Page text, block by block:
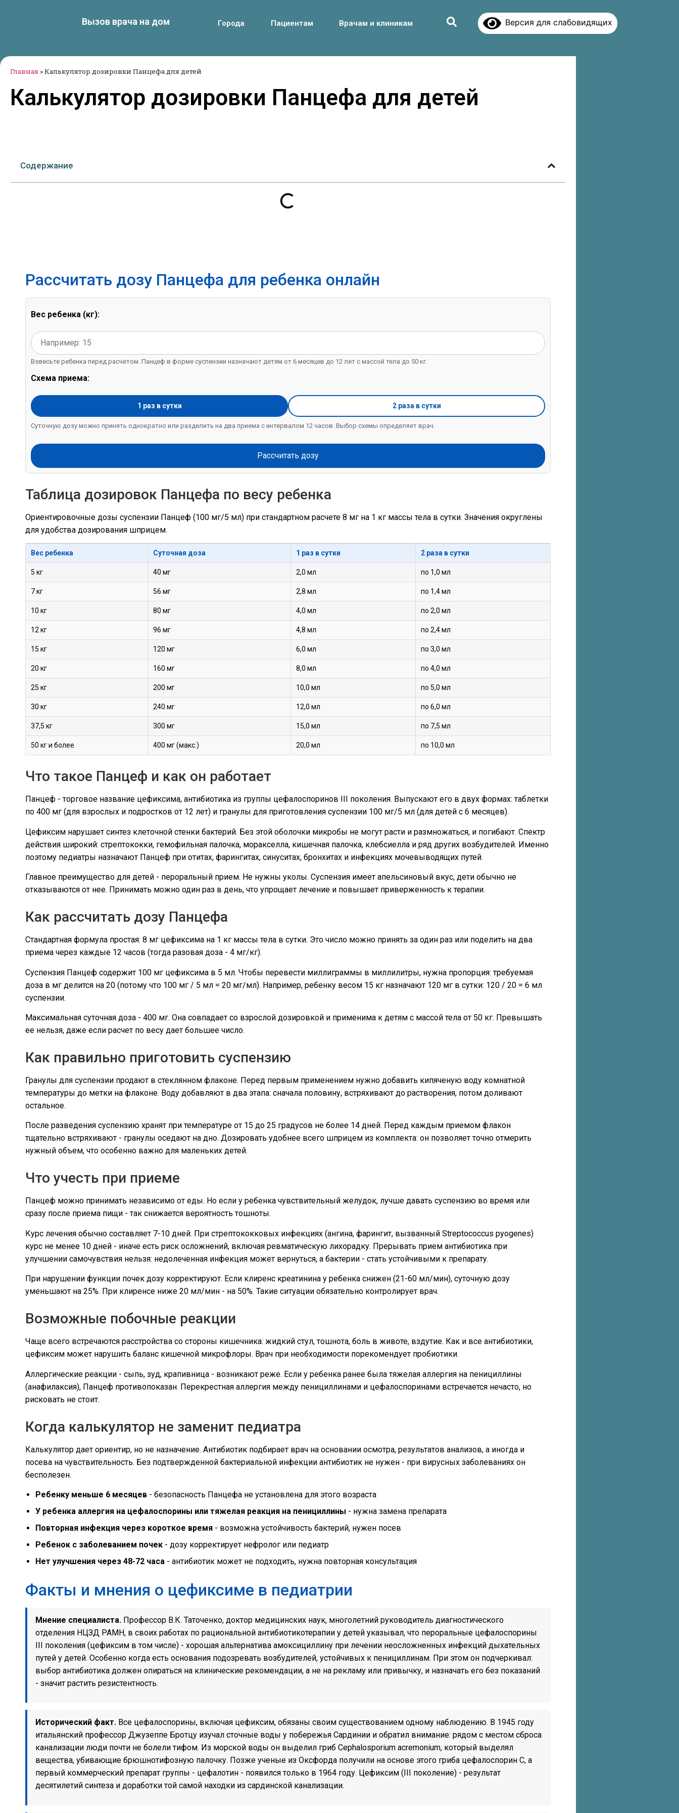
Вызов врача на дом Города Пациентам Врачам и клиникам Версия для слабовидящих
Главная »Калькулятор дозировки Панцефа для детей
Калькулятор дозировки Панцефа для детей
Содержание
Рассчитать дозу Панцефа для ребенка онлайн
Вес ребенка (кг):
Взвесьте ребенка перед расчетом. Панцеф в форме суспензии назначают детям от 6 месяцев до 12 лет с массой тела до 50 кг.
Схема приема:
1 раз в сутки 2 раза в сутки
Суточную дозу можно принять однократно или разделить на два приема с интервалом 12 часов. Выбор схемы определяет врач.
Рассчитать дозу
Таблица дозировок Панцефа по весу ребенка
Ориентировочные дозы суспензии Панцеф (100 мг/5 мл) при стандартном расчете 8 мг на 1 кг массы тела в сутки. Значения округлены
для удобства дозирования шприцем.
Вес ребенка Суточная доза 1 раз в сутки 2 раза в сутки
5 кг 40 мг 2,0 мл по 1,0 мл
7 кг 56 мг 2,8 мл по 1,4 мл
10 кг 80 мг 4,0 мл по 2,0 мл
12 кг 96 мг 4,8 мл по 2,4 мл
15 кг 120 мг 6,0 мл по 3,0 мл
20 кг 160 мг 8,0 мл по 4,0 мл
25 кг 200 мг 10,0 мл по 5,0 мл
30 кг 240 мг 12,0 мл по 6,0 мл
37,5 кг 300 мг 15,0 мл по 7,5 мл
50 кг и более 400 мг (макс.) 20,0 мл по 10,0 мл
Что такое Панцеф и как он работает
Панцеф - торговое название цефиксима, антибиотика из группы цефалоспоринов III поколения. Выпускают его в двух формах: таблетки
по 400 мг (для взрослых и подростков от 12 лет) и гранулы для приготовления суспензии 100 мг/5 мл (для детей с 6 месяцев).
Цефиксим нарушает синтез клеточной стенки бактерий. Без этой оболочки микробы не могут расти и размножаться, и погибают. Спектр
действия широкий: стрептококки, гемофильная палочка, моракселла, кишечная палочка, клебсиелла и ряд других возбудителей. Именно
поэтому педиатры назначают Панцеф при отитах, фарингитах, синуситах, бронхитах и инфекциях мочевыводящих путей.
Главное преимущество для детей - пероральный прием. Не нужны уколы. Суспензия имеет апельсиновый вкус, дети обычно не
отказываются от нее. Принимать можно один раз в день, что упрощает лечение и повышает приверженность к терапии.
Как рассчитать дозу Панцефа
Стандартная формула простая: 8 мг цефиксима на 1 кг массы тела в сутки. Это число можно принять за один раз или поделить на два
приема через каждые 12 часов (тогда разовая доза - 4 мг/кг).
Суспензия Панцеф содержит 100 мг цефиксима в 5 мл. Чтобы перевести миллиграммы в миллилитры, нужна пропорция: требуемая
доза в мг делится на 20 (потому что 100 мг / 5 мл = 20 мг/мл). Например, ребенку весом 15 кг назначают 120 мг в сутки: 120 / 20 = 6 мл
суспензии.
Максимальная суточная доза - 400 мг. Она совпадает со взрослой дозировкой и применима к детям с массой тела от 50 кг. Превышать
ее нельзя, даже если расчет по весу дает большее число.
Как правильно приготовить суспензию
Гранулы для суспензии продают в стеклянном флаконе. Перед первым применением нужно добавить кипяченую воду комнатной
температуры до метки на флаконе. Воду добавляют в два этапа: сначала половину, встряхивают до растворения, потом доливают
остальное.
После разведения суспензию хранят при температуре от 15 до 25 градусов не более 14 дней. Перед каждым приемом флакон
тщательно встряхивают - гранулы оседают на дно. Дозировать удобнее всего шприцем из комплекта: он позволяет точно отмерить
нужный объем, что особенно важно для маленьких детей.
Что учесть при приеме
Панцеф можно принимать независимо от еды. Но если у ребенка чувствительный желудок, лучше давать суспензию во время или
сразу после приема пищи - так снижается вероятность тошноты.
Курс лечения обычно составляет 7-10 дней. При стрептококковых инфекциях (ангина, фарингит, вызванный Streptococcus pyogenes)
курс не менее 10 дней - иначе есть риск осложнений, включая ревматическую лихорадку. Прерывать прием антибиотика при
улучшении самочувствия нельзя: недолеченная инфекция может вернуться, а бактерии - стать устойчивыми к препарату.
При нарушении функции почек дозу корректируют. Если клиренс креатинина у ребенка снижен (21-60 мл/мин), суточную дозу
уменьшают на 25%. При клиренсе ниже 20 мл/мин - на 50%. Такие ситуации обязательно контролирует врач.
Возможные побочные реакции
Чаще всего встречаются расстройства со стороны кишечника: жидкий стул, тошнота, боль в животе, вздутие. Как и все антибиотики,
цефиксим может нарушить баланс кишечной микрофлоры. Врач при необходимости порекомендует пробиотики.
Аллергические реакции - сыпь, зуд, крапивница - возникают реже. Если у ребенка ранее была тяжелая аллергия на пенициллины
(анафилаксия), Панцеф противопоказан. Перекрестная аллергия между пенициллинами и цефалоспоринами встречается нечасто, но
рисковать не стоит.
Когда калькулятор не заменит педиатра
Калькулятор дает ориентир, но не назначение. Антибиотик подбирает врач на основании осмотра, результатов анализов, а иногда и
посева на чувствительность. Без подтвержденной бактериальной инфекции антибиотик не нужен - при вирусных заболеваниях он
бесполезен.
Ребенку меньше 6 месяцев - безопасность Панцефа не установлена для этого возраста
У ребенка аллергия на цефалоспорины или тяжелая реакция на пенициллины - нужна замена препарата
Повторная инфекция через короткое время - возможна устойчивость бактерий, нужен посев
Ребенок с заболеванием почек - дозу корректирует нефролог или педиатр
Нет улучшения через 48-72 часа - антибиотик может не подходить, нужна повторная консультация
Факты и мнения о цефиксиме в педиатрии
Мнение специалиста. Профессор В.К. Таточенко, доктор медицинских наук, многолетний руководитель диагностического
отделения НЦЗД РАМН, в своих работах по рациональной антибиотикотерапии у детей указывал, что пероральные цефалоспорины
III поколения (цефиксим в том числе) - хорошая альтернатива амоксициллину при лечении неосложненных инфекций дыхательных
путей у детей. Особенно когда есть основания подозревать возбудителей, устойчивых к пенициллинам. При этом он подчеркивал:
выбор антибиотика должен опираться на клинические рекомендации, а не на рекламу или привычку, и назначать его без показаний
- значит растить резистентность.
Исторический факт. Все цефалоспорины, включая цефиксим, обязаны своим существованием одному наблюдению. В 1945 году
итальянский профессор Джузеппе Бротцу изучал сточные воды у побережья Сардинии и обратил внимание: рядом с местом сброса
канализации люди почти не болели тифом. Из морской воды он выделил гриб Cephalosporium acremonium, который выделял
вещества, убивающие брюшнотифозную палочку. Позже ученые из Оксфорда получили на основе этого гриба цефалоспорин С, а
первый коммерческий препарат группы - цефалотин - появился только в 1964 году. Цефиксим (III поколение) - результат
десятилетий синтеза и доработки той самой находки из сардинской канализации.